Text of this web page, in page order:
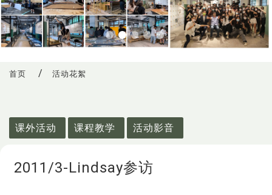
首页 活动花絮
课外活动
课程教学 活动影音
2011/3-Lindsay参访